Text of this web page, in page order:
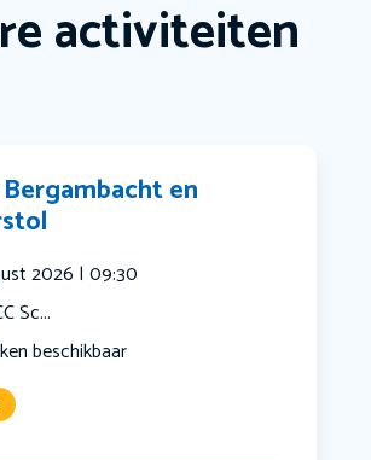
activiteiten
en
2026 | 09:30
Sc...
beschikbaar